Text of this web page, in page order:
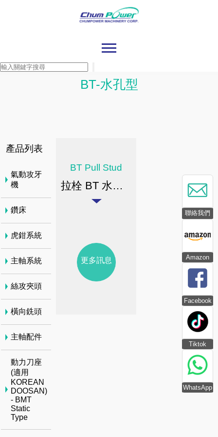
聯絡我們
Amazon
Facebook
Tiktok
WhatsApp
BT-水孔型
BT Pull Stud
拉栓 BT 水孔型
更多訊息
產品列表
氣動攻牙
機
鑽床
虎鉗系統
主軸系統
絲攻夾頭
橫向銑頭
主軸配件
動力刀座
(適用
KOREAN
DOOSAN)
- BMT
Static
Type